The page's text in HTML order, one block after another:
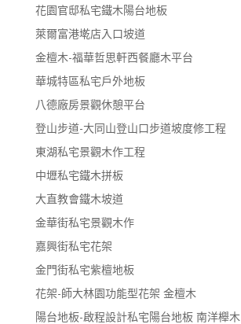
花園官邸私宅鐵木陽台地板
萊爾富港墘店入口坡道
金檀木-福華哲思軒西餐廳木平台
華城特區私宅戶外地板
八德廠房景觀休憩平台
登山步道-大同山登山口步道坡度修工程
東湖私宅景觀木作工程
中壢私宅鐵木拼板
大直教會鐵木坡道
金華街私宅景觀木作
嘉興街私宅花架
金門街私宅紫檀地板
花架-師大林園功能型花架 金檀木
陽台地板-啟程設計私宅陽台地板 南洋櫸木